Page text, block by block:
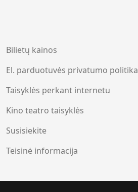
Bilietų kainos
El. parduotuvės privatumo politika
Taisyklės perkant internetu
Kino teatro taisyklės
Susisiekite
Teisinė informacija